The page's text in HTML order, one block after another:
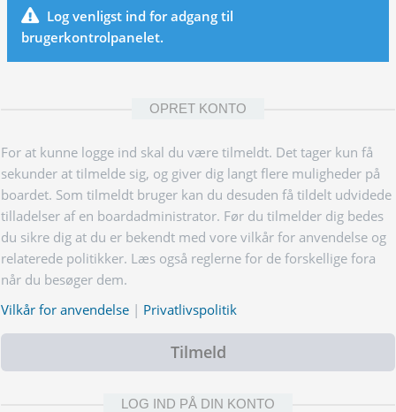
Log venligst ind for adgang til
brugerkontrolpanelet.
OPRET KONTO
For at kunne logge ind skal du være tilmeldt. Det tager kun få
sekunder at tilmelde sig, og giver dig langt flere muligheder på
boardet. Som tilmeldt bruger kan du desuden få tildelt udvidede
tilladelser af en boardadministrator. Før du tilmelder dig bedes
du sikre dig at du er bekendt med vore vilkår for anvendelse og
relaterede politikker. Læs også reglerne for de forskellige fora
når du besøger dem.
Vilkår for anvendelse | Privatlivspolitik
Tilmeld
LOG IND PÅ DIN KONTO